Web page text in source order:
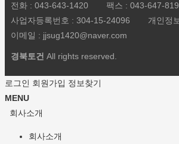
전화 : 043-643-1420 팩스 : 043-647-
사업자등록번호 : 304-15-24096
개인정
이메일 : jjsug1420@naver.com
경북토건 All rights reserved.
로그인 회원가입 정보찾기
MENU
회사소개
회사소개